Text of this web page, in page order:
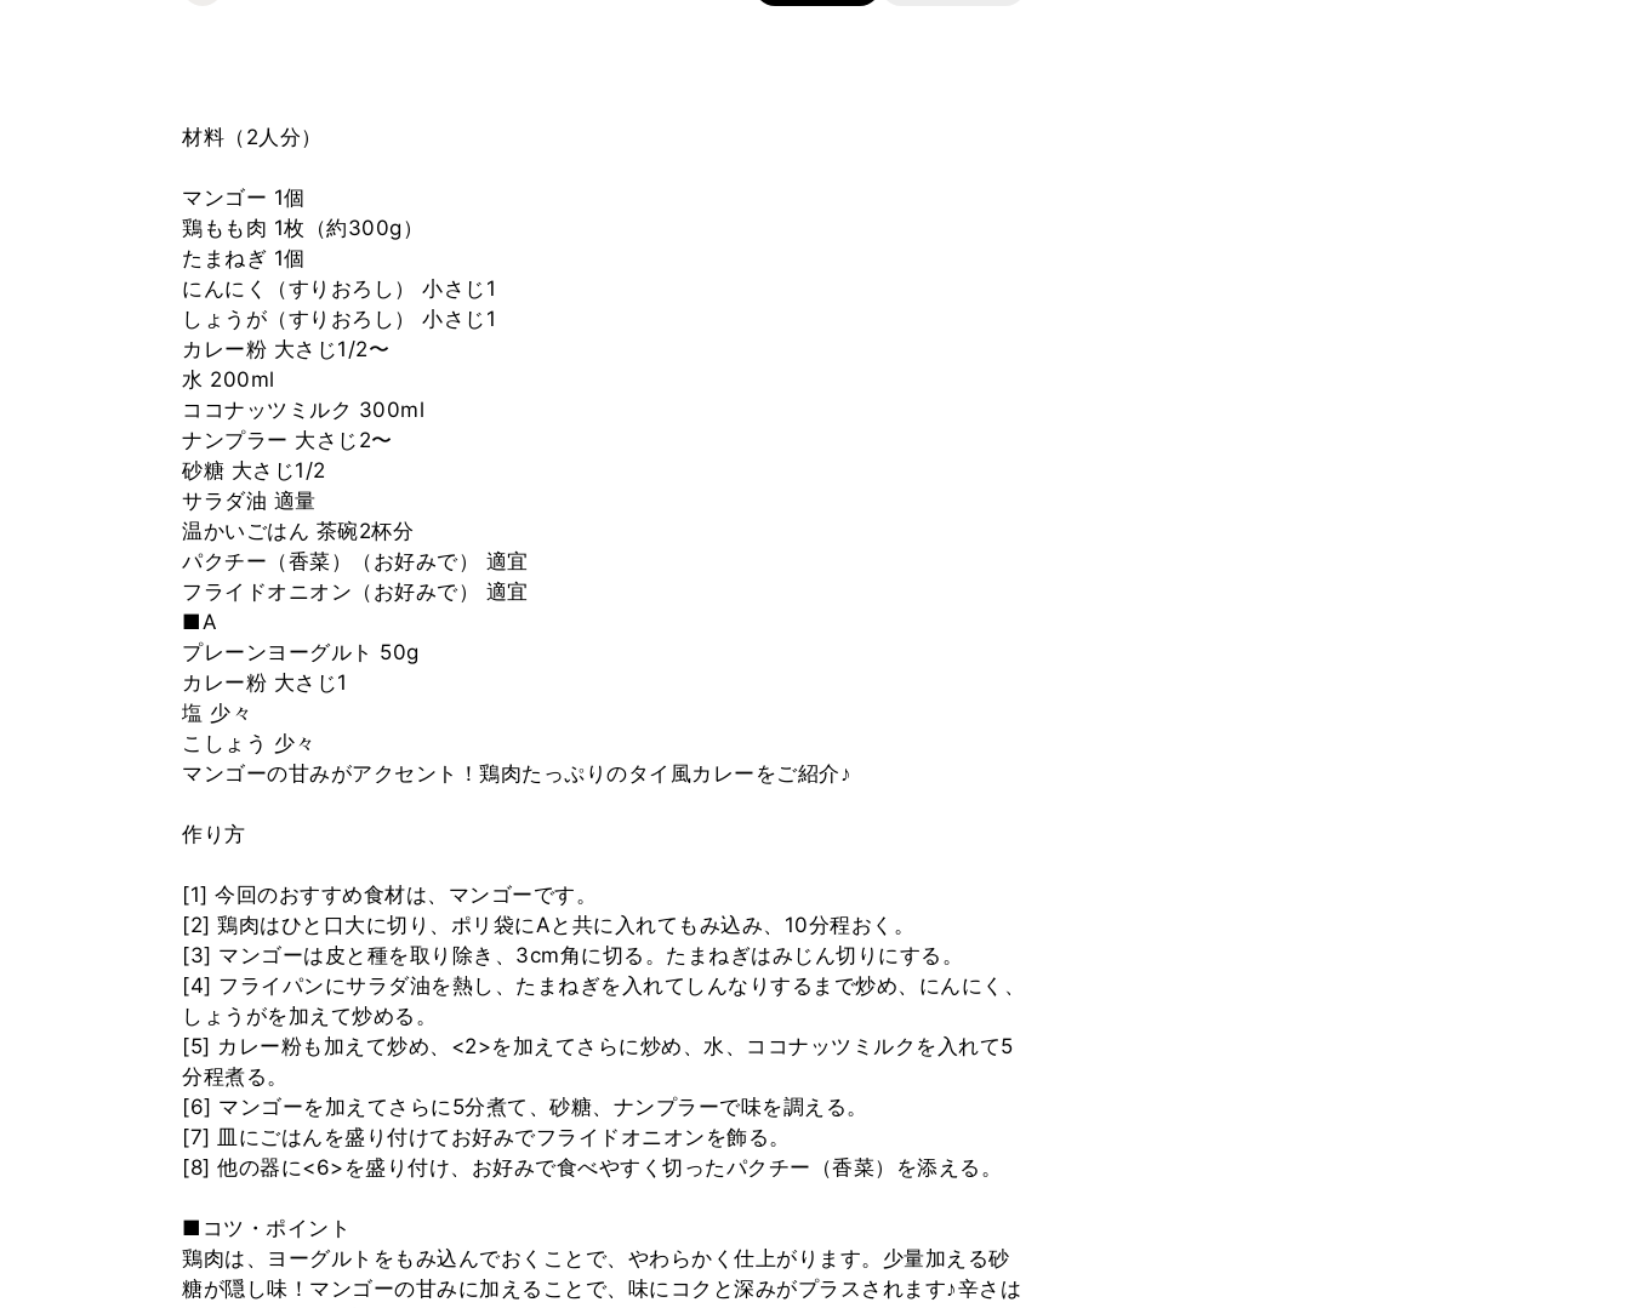
材料（2人分）
マンゴー 1個
鶏もも肉 1枚（約300g）
たまねぎ 1個
にんにく（すりおろし） 小さじ1
しょうが（すりおろし） 小さじ1
カレー粉 大さじ1/2〜
水 200ml
ココナッツミルク 300ml
ナンプラー 大さじ2〜
砂糖 大さじ1/2
サラダ油 適量
温かいごはん 茶碗2杯分
パクチー（香菜）（お好みで） 適宜
フライドオニオン（お好みで） 適宜
■A
プレーンヨーグルト 50g
カレー粉 大さじ1
塩 少々
こしょう 少々
マンゴーの甘みがアクセント！鶏肉たっぷりのタイ風カレーをご紹介♪
作り方
[1] 今回のおすすめ食材は、マンゴーです。
[2] 鶏肉はひと口大に切り、ポリ袋にAと共に入れてもみ込み、10分程おく。
[3] マンゴーは皮と種を取り除き、3cm角に切る。たまねぎはみじん切りにする。
[4] フライパンにサラダ油を熱し、たまねぎを入れてしんなりするまで炒め、にんにく、
しょうがを加えて炒める。
[5] カレー粉も加えて炒め、<2>を加えてさらに炒め、水、ココナッツミルクを入れて5
分程煮る。
[6] マンゴーを加えてさらに5分煮て、砂糖、ナンプラーで味を調える。
[7] 皿にごはんを盛り付けてお好みでフライドオニオンを飾る。
[8] 他の器に<6>を盛り付け、お好みで食べやすく切ったパクチー（香菜）を添える。
■コツ・ポイント
鶏肉は、ヨーグルトをもみ込んでおくことで、やわらかく仕上がります。少量加える砂
糖が隠し味！マンゴーの甘みに加えることで、味にコクと深みがプラスされます♪辛さは